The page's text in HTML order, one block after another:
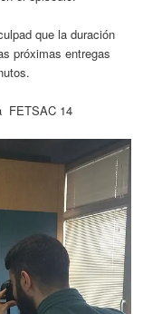
que la duración
próximas entregas
FETSAC 14